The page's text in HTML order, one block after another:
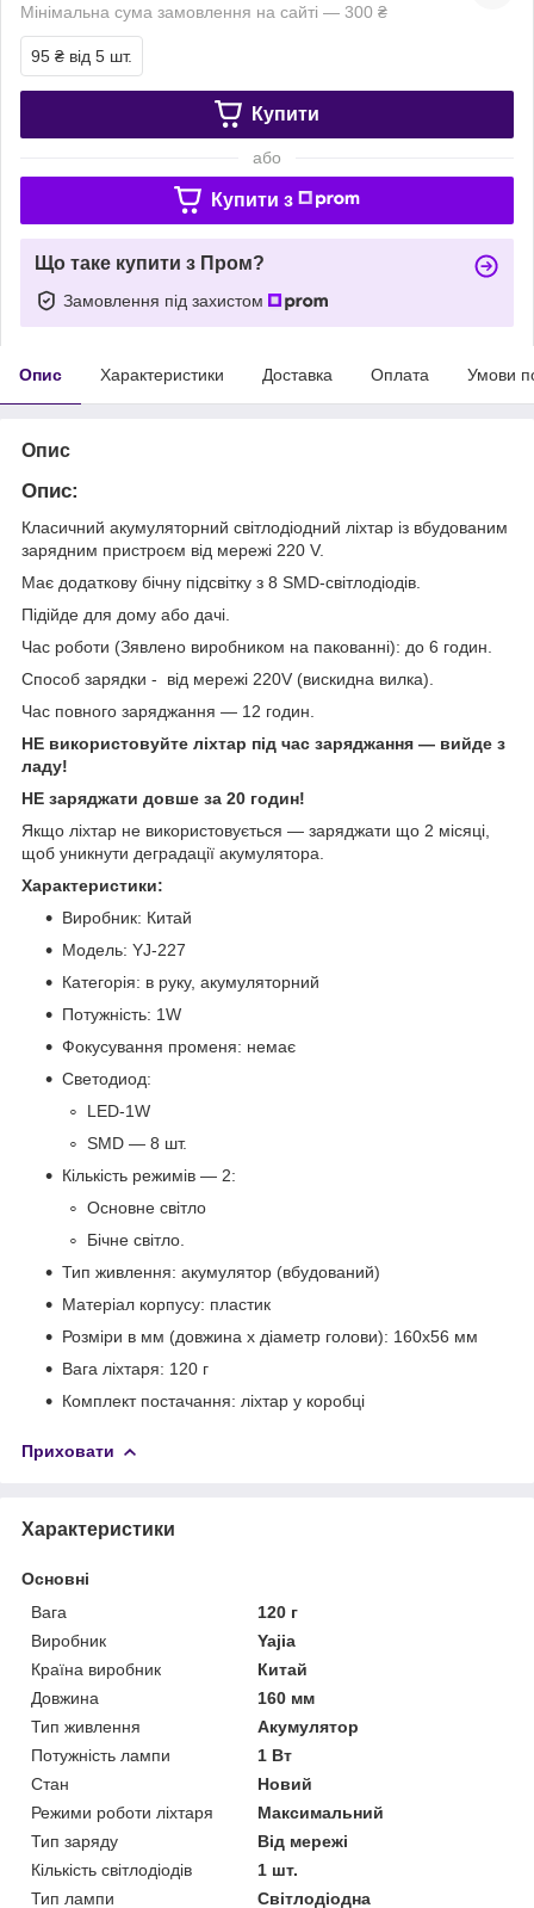
Мінімальна сума замовлення на сайті — 300 ₴
95 ₴ від 5 шт.
Купити
або
Купити з
Що таке купити з Пром?
Замовлення під захистом
Опис Характеристики Доставка Оплата Умови
Опис
Опис:
Класичний акумуляторний світлодіодний ліхтар із вбудованим
зарядним пристроєм від мережі 220 V.
Має додаткову бічну підсвітку з 8 SMD-світлодіодів.
Підійде для дому або дачі.
Час роботи (Зявлено виробником на пакованні): до 6 годин.
Способ зарядки - від мережі 220V (вискидна вилка).
Час повного заряджання — 12 годин.
НЕ використовуйте ліхтар під час заряджання — вийде з
ладу!
НЕ заряджати довше за 20 годин!
Якщо ліхтар не використовується — заряджати що 2 місяці,
щоб уникнути деградації акумулятора.
Характеристики:
Виробник: Китай
Модель: YJ-227
Категорія: в руку, акумуляторний
Потужність: 1W
Фокусування променя: немає
Светодиод:
LED-1W
SMD — 8 шт.
Кількість режимів — 2:
Основне світло
Бічне світло.
Тип живлення: акумулятор (вбудований)
Матеріал корпусу: пластик
Розміри в мм (довжина х діаметр голови): 160х56 мм
Вага ліхтаря: 120 г
Комплект постачання: ліхтар у коробці
Приховати
Характеристики
Основні
Вага
120 г
Виробник
Yajia
Країна виробник
Китай
Довжина
160 мм
Тип живлення
Акумулятор
Потужність лампи
1 Вт
Стан
Новий
Режими роботи ліхтаря
Максимальний
Тип заряду
Від мережі
Кількість світлодіодів
1 шт.
Тип лампи
Світлодіодна